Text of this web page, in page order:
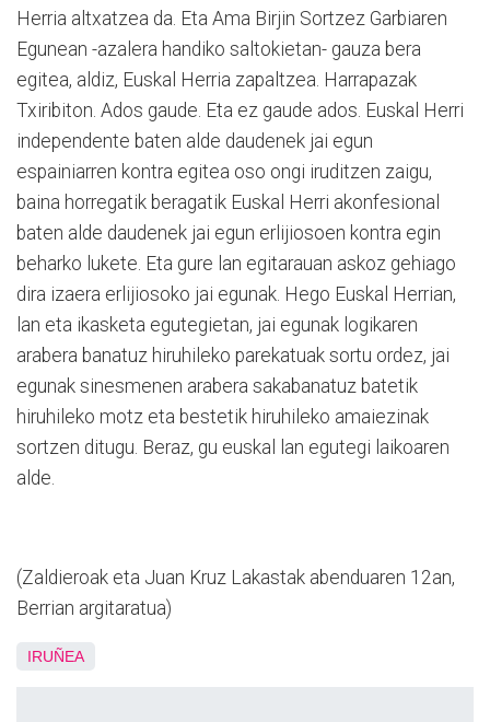
Herria altxatzea da. Eta Ama Birjin Sortzez Garbiaren
Egunean -azalera handiko saltokietan- gauza bera
egitea, aldiz, Euskal Herria zapaltzea. Harrapazak
Txiribiton. Ados gaude. Eta ez gaude ados. Euskal Herri
independente baten alde daudenek jai egun
espainiarren kontra egitea oso ongi iruditzen zaigu,
baina horregatik beragatik Euskal Herri akonfesional
baten alde daudenek jai egun erlijiosoen kontra egin
beharko lukete. Eta gure lan egitarauan askoz gehiago
dira izaera erlijiosoko jai egunak. Hego Euskal Herrian,
lan eta ikasketa egutegietan, jai egunak logikaren
arabera banatuz hiruhileko parekatuak sortu ordez, jai
egunak sinesmenen arabera sakabanatuz batetik
hiruhileko motz eta bestetik hiruhileko amaiezinak
sortzen ditugu. Beraz, gu euskal lan egutegi laikoaren
alde.
(Zaldieroak eta Juan Kruz Lakastak abenduaren 12an,
Berrian argitaratua)
IRUÑEA